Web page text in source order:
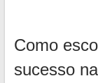
Como
sucesso